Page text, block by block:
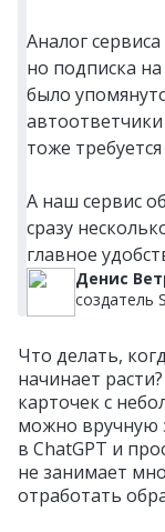
Аналог
но подписка
было
тоже
А наш сервис
сразу
главное
Денис
создатель
Что делать,
начинает
карточек с
можно вручную
в ChatGPT и
не занимает
отработать